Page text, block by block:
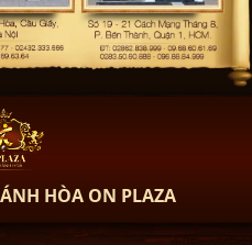
HÒA ON PLAZA